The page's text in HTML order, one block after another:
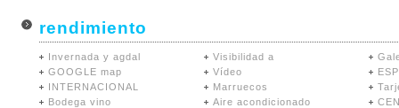
rendimiento
Invernada y agdal Visibilidad a
GOOGLE map
Vídeo
INTERNACIONAL
Marruecos
Bodega vino
Aire acondicionado